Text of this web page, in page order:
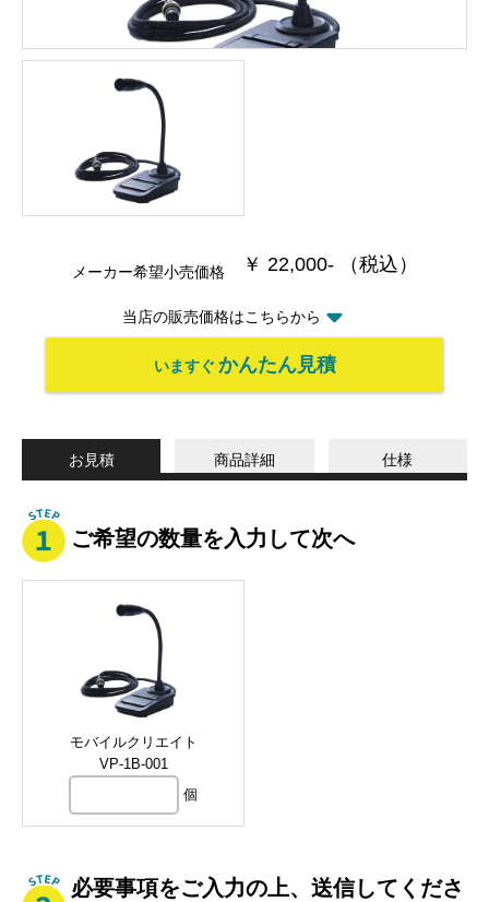
メーカー希望小売価格 ￥ 22,000- （税込）
当店の販売価格はこちらから
いますぐ かんたん見積
お見積 商品詳細 仕様
ご希望の数量を入力して次へ
モバイルクリエイト
VP-1B-001
個
必要事項をご入力の上、送信してくださ